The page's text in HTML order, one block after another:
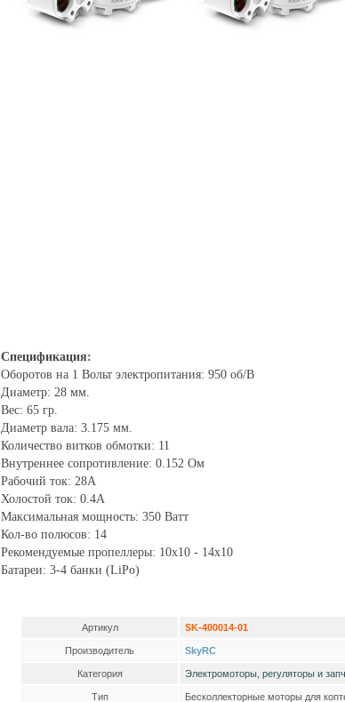
Спецификация:
Оборотов на 1 Вольт электропитания: 950 об/В
Диаметр: 28 мм.
Вес: 65 гр.
Диаметр вала: 3.175 мм.
Количество витков обмотки: 11
Внутреннее сопротивление: 0.152 Ом
Рабочий ток: 28А
Холостой ток: 0.4А
Максимальная мощность: 350 Ватт
Кол-во полюсов: 14
Рекомендуемые пропеллеры: 10x10 - 14x10
Батареи: 3-4 банки (LiPo)
Артикул SK-400014-01
Производитель SkyRC
Категория Электромоторы, регуляторы и
Тип Бесколлекторные моторы для